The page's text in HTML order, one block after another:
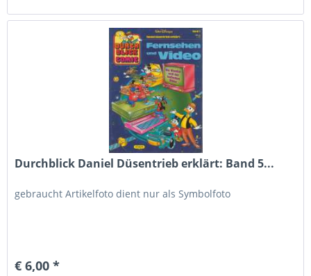
Durchblick Daniel Düsentrieb erklärt: Band 5...
gebraucht Artikelfoto dient nur als Symbolfoto
€ 6,00 *